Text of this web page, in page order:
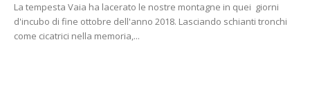
La tempesta Vaia ha lacerato le nostre montagne in quei giorni
d'incubo di fine ottobre dell'anno 2018. Lasciando schianti tronchi
come cicatrici nella memoria,...